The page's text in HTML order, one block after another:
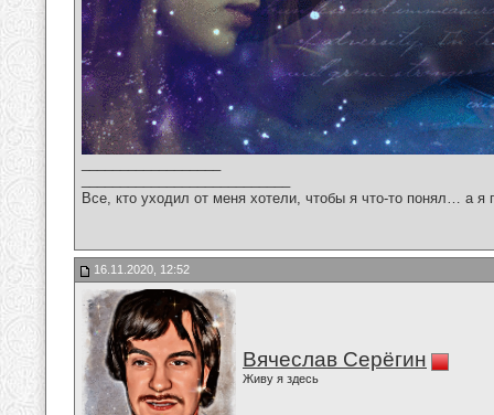
Все, кто уходил от меня хотели, чтобы я что-то понял… а
16.11.2020, 12:52
Вячеслав Серёгин
Живу я здесь